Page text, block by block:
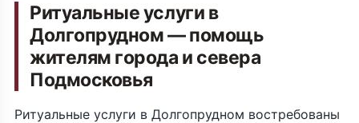
Ритуальные услуги в
Долгопрудном — помощь
жителям города и севера
Подмосковья
Ритуальные услуги в Долгопрудном востребованы